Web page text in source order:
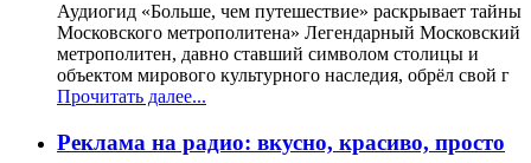
Аудиогид «Больше, чем путешествие» раскрывает тайны
Московского метрополитена» Легендарный Московский
метрополитен, давно ставший символом столицы и
объектом мирового культурного наследия, обрёл свой г
Прочитать далее...
Реклама на радио: вкусно, красиво, просто